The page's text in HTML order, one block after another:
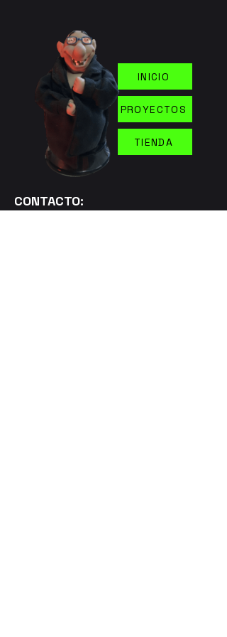
INICIO
PROYECTOS
TIENDA
CONTACTO: